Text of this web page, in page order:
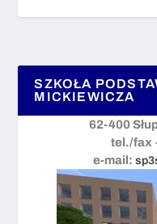
SZKOŁA
MICKIEWICZA
62-400
tel./fax
e-mail: